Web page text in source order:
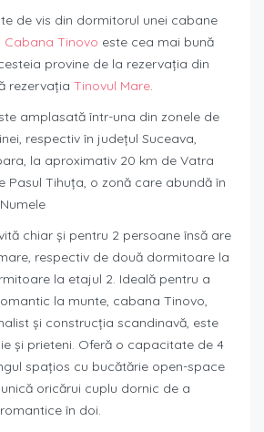
de vis din dormitorul unei cabane
Cabana Tinovo este cea mai bună
provine de la rezervația din
rezervația Tinovul Mare.
amplasată într-una din zonele de
respectiv în județul Suceava,
la aproximativ 20 km de Vatra
Pasul Tihuța, o zonă care abundă în
chiar și pentru 2 persoane însă are
respectiv de două dormitoare la
la etajul 2. Ideală pentru a
la munte, cabana Tinovo,
și construcția scandinavă, este
și prieteni. Oferă o capacitate de 4
spațios cu bucătărie open-space
oricărui cuplu dornic de a
în doi.